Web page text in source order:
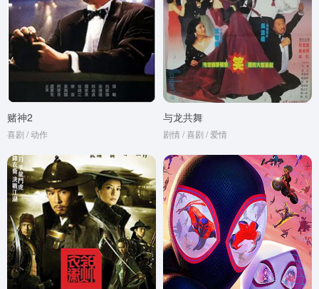
赌神2
喜剧 / 动作
与龙共舞
剧情 / 喜剧 / 爱情